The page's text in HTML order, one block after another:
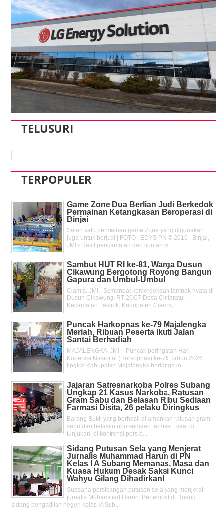
TELUSURI
TERPOPULER
Game Zone Dua Berlian Judi Berkedok
Permainan Ketangkasan Beroperasi di
Binjai
Salah satu permainan game Zone yang digunakan
juga untuk berjudi | FOTO : EDYS PN © 2016 Binjai,
JMI - Hasil pengamatan dan liputan w...
Sambut HUT RI ke-81, Warga Dusun
Cikawung Bergotong Royong Bangun
Gapura dan Umbul-Umbul
Ciamis, JMI - Semangat kemerdekaan tampak nyata di
Dusun Cikawung, RT 26/07 Desa Cintaratu,
Kecamatan Lakbok, Kabupaten Ciamis, ...
Puncak Harkopnas ke-79 Majalengka
Meriah, Ribuan Peserta Ikuti Jalan
Santai Berhadiah
MAJALENGKA, JMI – Puncak peringatan Hari
Koperasi Nasional (Harkopnas) ke-79 Tahun 2026
tingkat Kabupaten Majalengka berlangsun...
Jajaran Satresnarkoba Polres Subang
Ungkap 21 Kasus Narkoba, Ratusan
Gram Sabu dan Belasan Ribu Sediaan
Farmasi Disita, 26 pelaku Diringkus
Barang Bukti yang berhasil di amankan ratusan gram
sabu dan belasan ribu sediaan farmasi , saat di
tunjukan di konfrensi pers d...
Sidang Putusan Sela yang Menjerat
Jurnalis Muhammad Harun di PN
Kelas l A Subang Memanas, Masa dan
Kuasa Hukum Desak Saksi Kunci
Wahyu Gilang Dihadirkan!
Suasana persidangan putusan sela yang menjerat
jurnalis Muhammad Harun, Bertempat di Ruang
sidang pengadilan negeri kelas IA Sub...